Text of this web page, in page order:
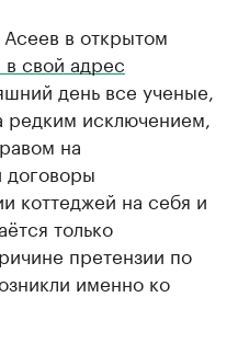
в открытом
в свой адрес
день все ученые,
исключением,
на
договоры
коттеджей на себя и
только
претензии по
именно ко